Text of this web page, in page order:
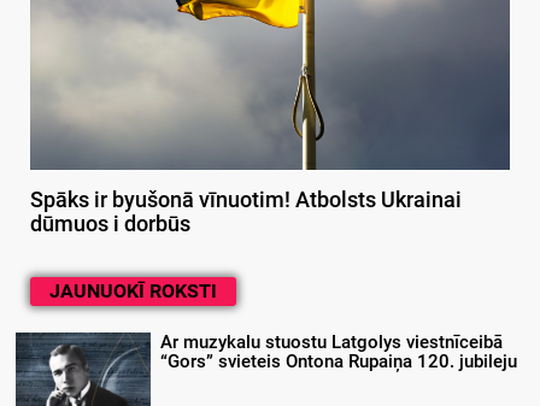
Spāks ir byušonā vīnuotim! Atbolsts Ukrainai
dūmuos i dorbūs
JAUNUOKĪ ROKSTI
Ar muzykalu stuostu Latgolys viestnīceibā
“Gors” svieteis Ontona Rupaiņa 120. jubileju